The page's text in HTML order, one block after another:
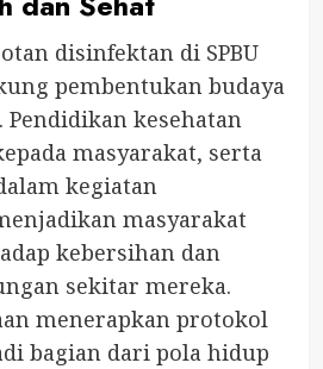
disinfektan di SPBU
pembentukan budaya
Pendidikan kesehatan
masyarakat, serta
kegiatan
masyarakat
kebersihan dan
sekitar mereka.
menerapkan protokol
bagian dari pola hidup